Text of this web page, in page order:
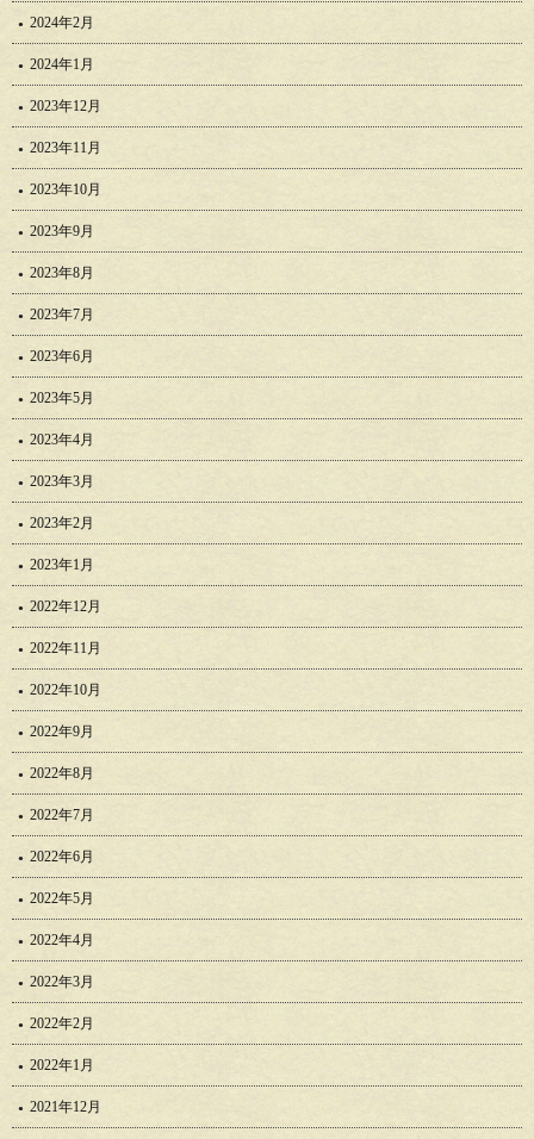
2024年2月
2024年1月
2023年12月
2023年11月
2023年10月
2023年9月
2023年8月
2023年7月
2023年6月
2023年5月
2023年4月
2023年3月
2023年2月
2023年1月
2022年12月
2022年11月
2022年10月
2022年9月
2022年8月
2022年7月
2022年6月
2022年5月
2022年4月
2022年3月
2022年2月
2022年1月
2021年12月